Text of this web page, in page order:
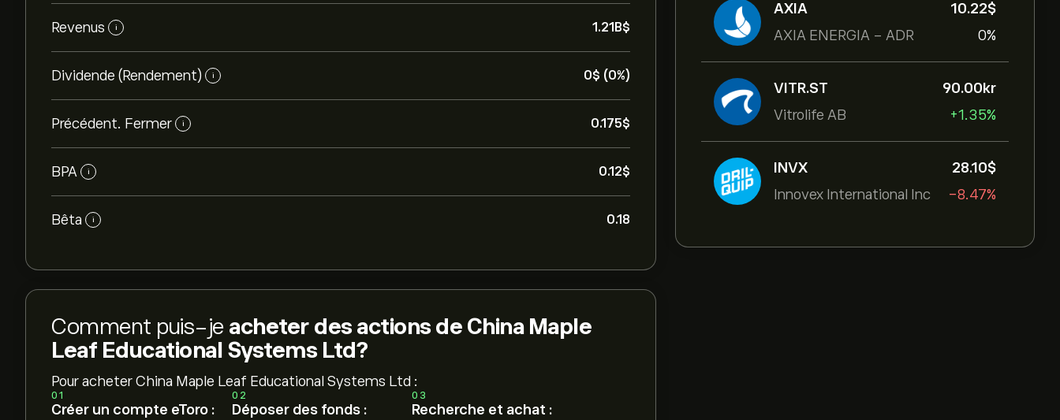
AXIA
AXIA ENERGIA - ADR
10.22‎$‎
0%
VITR.ST
Vitrolife AB
90.00‎kr‎
+1.35%
INVX
Innovex International Inc
28.10‎$‎
-8.47%
Revenus i 1.21B‎$‎
Dividende (Rendement) i 0‎$‎ (0%)
Précédent. Fermer i 0.175‎$‎
BPA i 0.12‎$‎
Bêta i 0.18
Comment puis-je acheter des actions de China Maple
Leaf Educational Systems Ltd?
Pour acheter China Maple Leaf Educational Systems Ltd :
01
Créer un compte eToro :
02
Déposer des fonds :
03
Recherche et achat :